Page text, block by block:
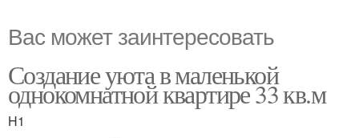
Вас может заинтересовать
Создание уюта в маленькой
однокомнатной квартире 33 кв.м
H1